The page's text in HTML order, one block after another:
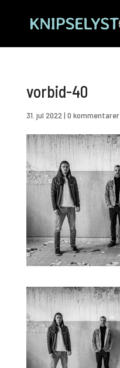
vorbid-40
31. jul 2022 | 0 kommentarer